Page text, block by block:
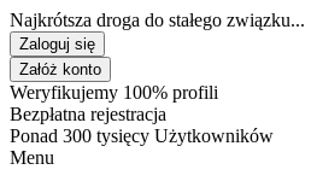
Najkrótsza droga do stałego związku...
Zaloguj się
Załóż konto
Weryfikujemy 100% profili
Bezpłatna rejestracja
Ponad 300 tysięcy Użytkowników
Menu